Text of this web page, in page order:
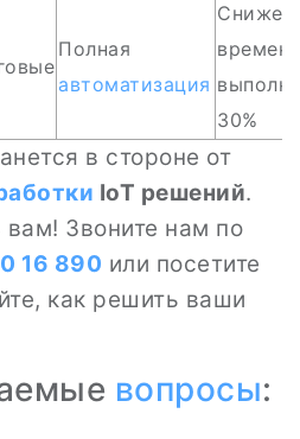
Полная
автоматизация
30%
в стороне от
IoT решений.
Звоните нам по
16 890 или посетите
как решить ваши
вопросы: